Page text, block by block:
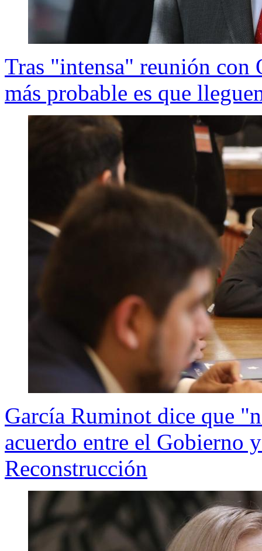
Tras "intensa" reunión con
más probable es que
García Ruminot dice que
acuerdo entre el Gobierno
Reconstrucción